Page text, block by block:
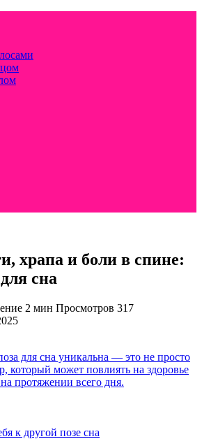
храпа и боли в спине:
сна
2 мин Просмотров 317
для сна уникальна — это не просто
который может повлиять на здоровье
протяжении всего дня.
к другой позе сна